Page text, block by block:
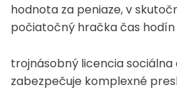
hodnota za peniaze, v
počiatočný hračka čas hodín
trojnásobný licencia sociálna
zabezpečuje komplexné